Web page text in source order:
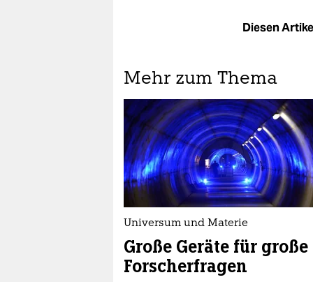
Diesen
Mehr zum Thema
Universum und Materie
Große Geräte für große
Forscherfragen